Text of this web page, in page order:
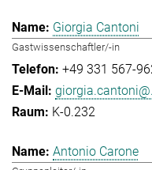
Giorgia Cantoni
Gastwissenschaftler/-in
+49 331 567-
K-0.232
Antonio Carone